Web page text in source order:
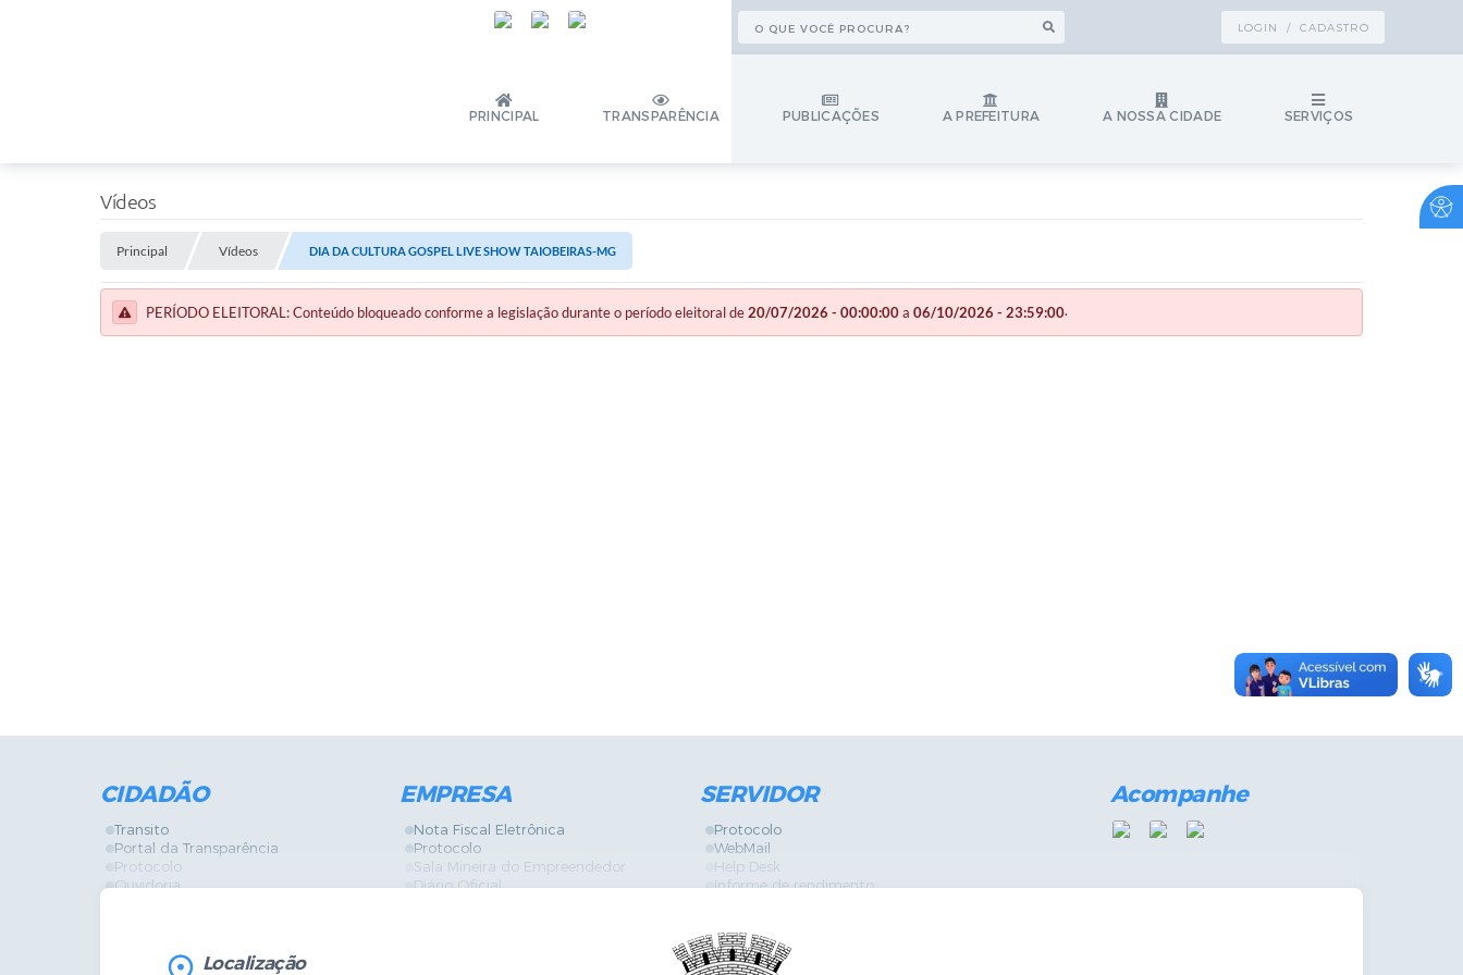
LOGIN / CADASTRO
PRINCIPAL TRANSPARÊNCIA PUBLICAÇÕES A PREFEITURA A NOSSA CIDADE SERVIÇOS
Vídeos
Principal Vídeos DIA DA CULTURA GOSPEL LIVE SHOW TAIOBEIRAS-MG
PERÍODO ELEITORAL: Conteúdo bloqueado conforme a legislação durante o período eleitoral de20/07/2026 - 00:00:00a 06/10/2026 - 23:59:00.
CIDADÃO
Transito
Portal da Transparência
Protocolo
Ouvidoria
Legislação
EMPRESA
Nota Fiscal Eletrônica
Protocolo
Sala Mineira do Empreendedor
Diário Oficial
SERVIDOR
Protocolo
WebMail
Help Desk
Informe de rendimento
GPI
Diário Oficial
Acompanhe
Localização